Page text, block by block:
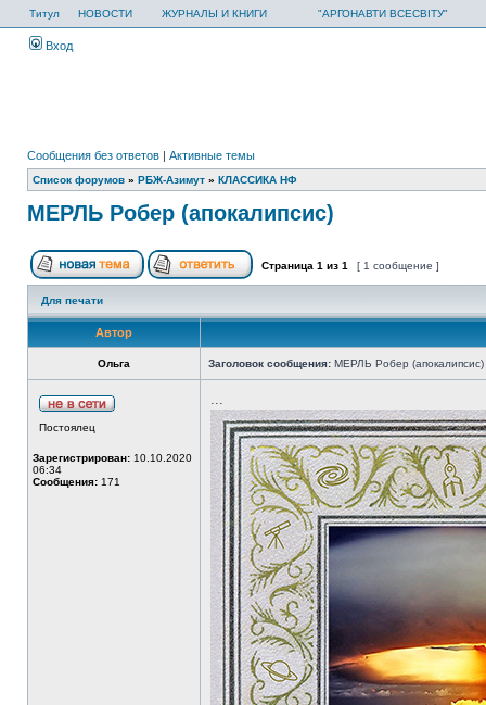
Титул НОВОСТИ ЖУРНАЛЫ И КНИГИ "АРГОНАВТИ ВСЕСВІТУ"
Вход
Сообщения без ответов | Активные темы
Список форумов » РБЖ-Азимут » КЛАССИКА НФ
МЕРЛЬ Робер (апокалипсис)
Страница 1 из 1 [ 1 сообщение ]
Для печати
Автор
Ольга Заголовок сообщения: МЕРЛЬ Робер (апокалипсис)
Постоялец
Зарегистрирован: 10.10.2020
06:34
Сообщения: 171
...